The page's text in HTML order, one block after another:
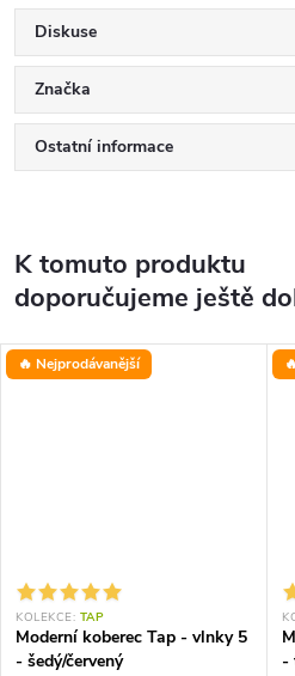
Diskuse
Značka
Ostatní informace
K tomuto produktu
doporučujeme ještě
🔥 Nejprodávanější
KOLEKCE: TAP
Moderní koberec Tap - vlnky 5
- šedý/červený
-